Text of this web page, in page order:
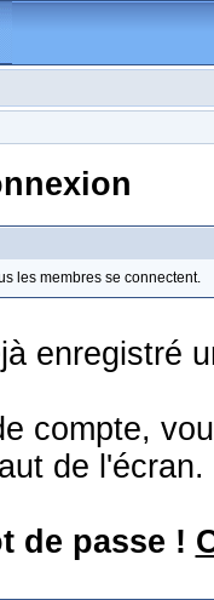
les membres se connectent.
enregistré
compte,
de l'écran.
de passe !